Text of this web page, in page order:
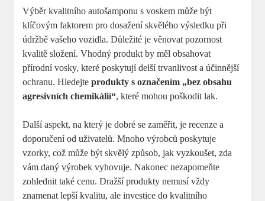
Výběr kvalitního autošamponu s voskem může být
klíčovým faktorem pro dosažení skvělého výsledku při
údržbě vašeho vozidla. Důležité je věnovat pozornost
kvalitě složení. Vhodný produkt by měl obsahovat
přírodní vosky, které poskytují delší trvanlivost a účinnější
ochranu. Hledejteprodukty s označením „bez obsahu
agresivních chemikálií“, které mohou poškodit lak.
Další aspekt, na který je dobré se zaměřit, je recenze a
doporučení od uživatelů. Mnoho výrobců poskytuje
vzorky, což může být skvělý způsob, jak vyzkoušet, zda
vám daný výrobek vyhovuje. Nakonec nezapomeňte
zohlednit také cenu. Dražší produkty nemusí vždy
znamenat lepší kvalitu, ale investice do kvalitního